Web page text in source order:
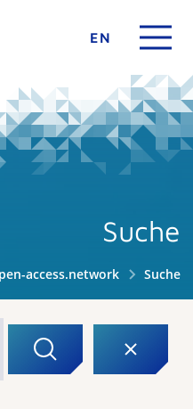
EN
Suche
access.network Suche